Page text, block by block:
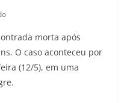
morta após
O caso aconteceu por
(12/5), em uma